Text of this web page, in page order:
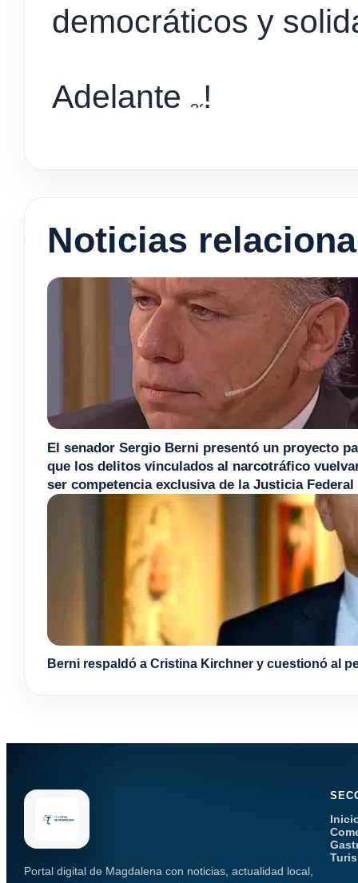
democráticos y
Adelante !
Noticias
El senador Sergio Berni presentó un proyecto
que los delitos vinculados al narcotráfico
ser competencia exclusiva de la Justicia Federal
Berni respaldó a Cristina Kirchner y cuestionó al
Portal digital de Magdalena con noticias, actualidad local,